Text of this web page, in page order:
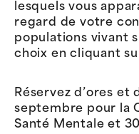
lesquels vous
regard de votre
populations vivant
choix en cliquant
Réservez d’ores et
septembre pour la
Santé Mentale et